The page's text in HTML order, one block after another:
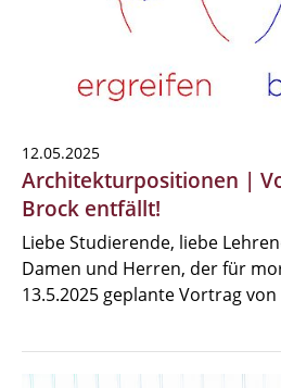
12.05.2025
Architekturpositionen |
Brock entfällt!
Liebe Studierende, liebe
Damen und Herren, der für
13.5.2025 geplante Vortrag